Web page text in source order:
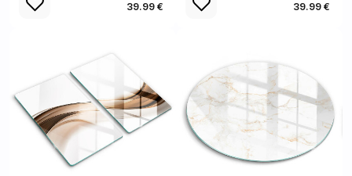
39.99 € 39.99 €